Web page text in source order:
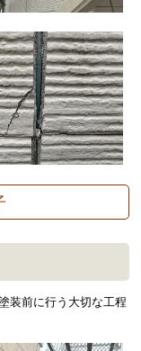
装前に行う大切な工程